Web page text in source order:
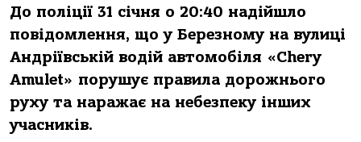
До поліції 31 січня о 20:40 надійшло
повідомлення, що у Березному на вулиці
Андріївській водій автомобіля «Chery
Amulet» порушує правила дорожнього
руху та наражає на небезпеку інших
учасників.